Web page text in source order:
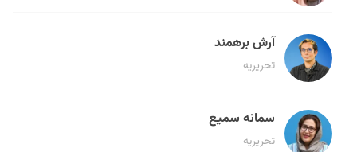
آرش برهمند
تحریریه
سمانه سمیع
تحریریه